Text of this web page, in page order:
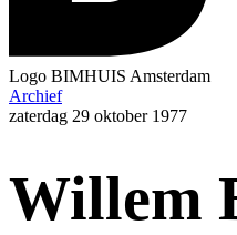
Logo BIMHUIS Amsterdam
Archief
zaterdag 29 oktober 1977
Willem